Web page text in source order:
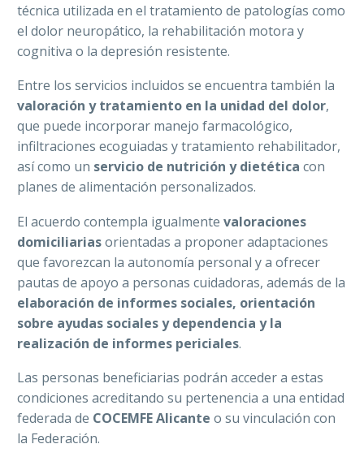
técnica utilizada en el tratamiento de patologías como
el dolor neuropático, la rehabilitación motora y
cognitiva o la depresión resistente.
Entre los servicios incluidos se encuentra también la
valoración y tratamiento en la unidad del dolor,
que puede incorporar manejo farmacológico,
infiltraciones ecoguiadas y tratamiento rehabilitador,
así como un servicio de nutrición y dietética con
planes de alimentación personalizados.
El acuerdo contempla igualmente valoraciones
domiciliariasorientadas a proponer adaptaciones
que favorezcan la autonomía personal y a ofrecer
pautas de apoyo a personas cuidadoras, además de la
elaboración de informes sociales, orientación
sobre ayudas sociales y dependencia y la
realización de informes periciales.
Las personas beneficiarias podrán acceder a estas
condiciones acreditando su pertenencia a una entidad
federada de COCEMFE Alicante o su vinculación con
la Federación.